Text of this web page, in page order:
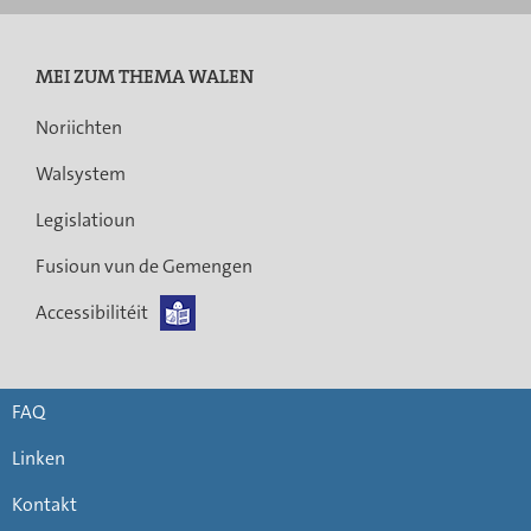
MEI ZUM THEMA WALEN
Noriichten
Walsystem
Legislatioun
Fusioun vun de Gemengen
Accessibilitéit
FAQ
Linken
Kontakt